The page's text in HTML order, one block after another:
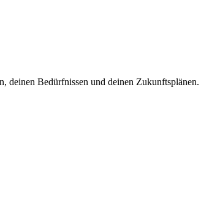
deinen Bedürfnissen und deinen Zukunftsplänen.